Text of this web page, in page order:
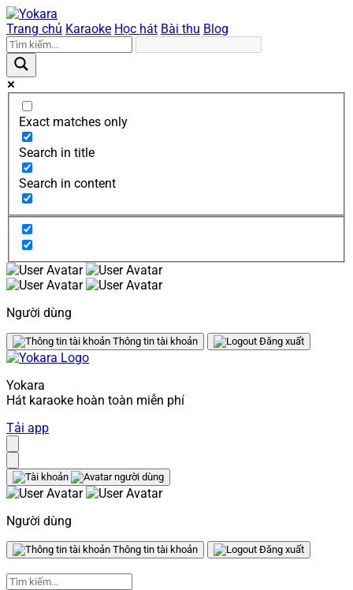
Trang chủ Karaoke Học hát Bài thu Blog
Exact matches only
Search in title
Search in content
Người dùng
Thông tin tài khoản Đăng xuất
Yokara
Hát karaoke hoàn toàn miễn phí
Tải app
Người dùng
Thông tin tài khoản Đăng xuất